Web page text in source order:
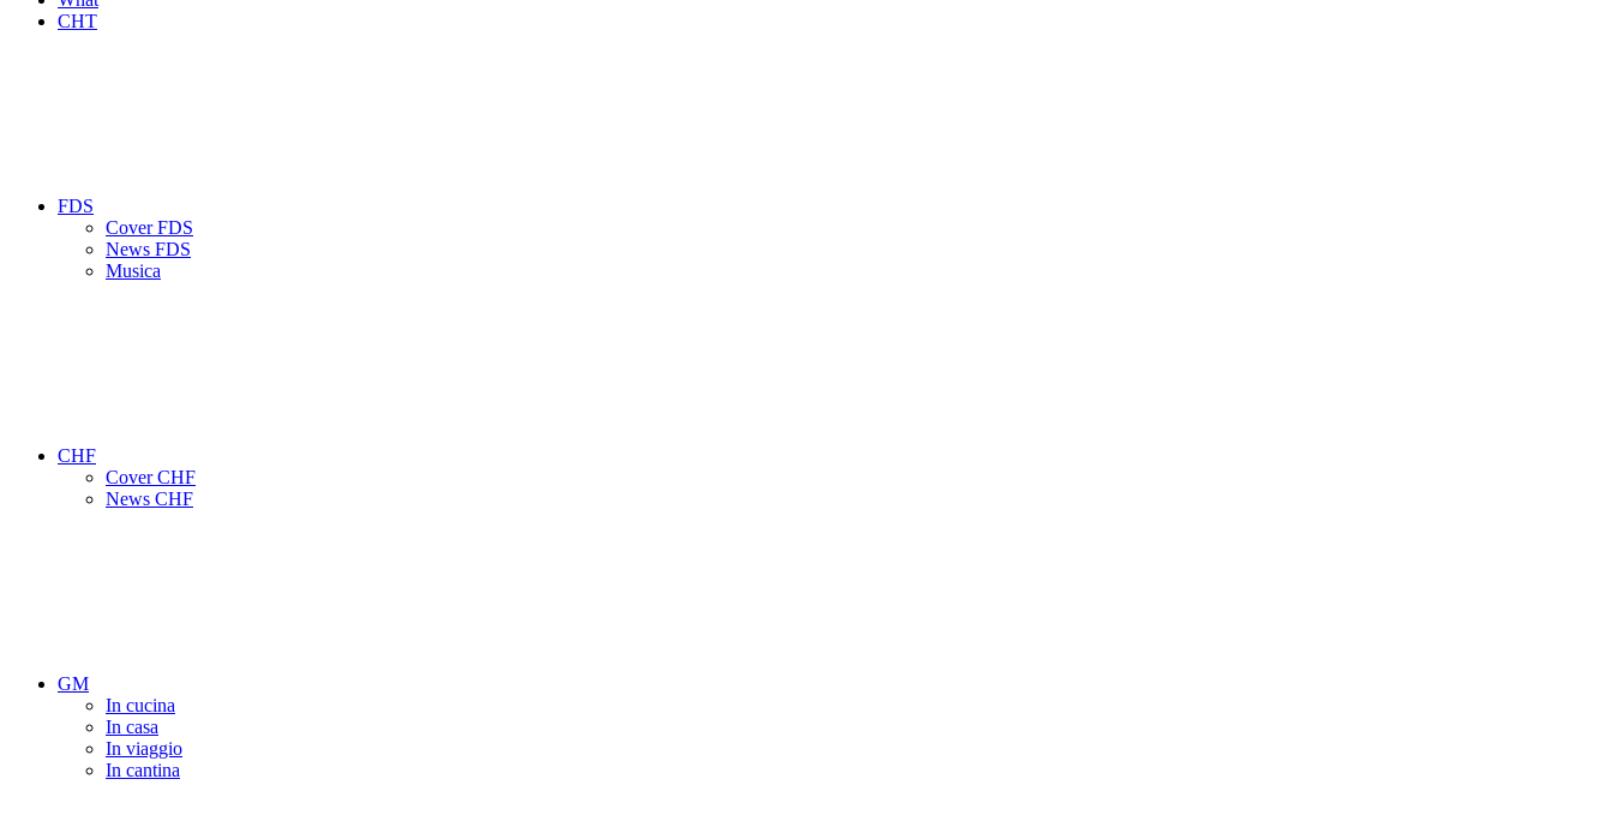
CHT
FDS
Cover FDS
News FDS
Musica
CHF
Cover CHF
News CHF
GM
In cucina
In casa
In viaggio
In cantina